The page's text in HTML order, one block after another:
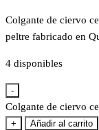
Colgante de ciervo
peltre fabricado en
4 disponibles
-
Colgante de ciervo
+ Añadir al carrito